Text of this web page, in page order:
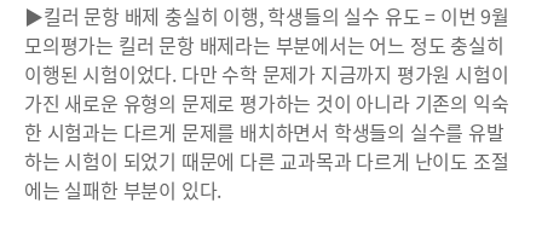
▶킬러 문항 배제 충실히 이행, 학생들의 실수 유도 = 이번 9월
모의평가는 킬러 문항 배제라는 부분에서는 어느 정도 충실히
이행된 시험이었다. 다만 수학 문제가 지금까지 평가원 시험이
가진 새로운 유형의 문제로 평가하는 것이 아니라 기존의 익숙
한 시험과는 다르게 문제를 배치하면서 학생들의 실수를 유발
하는 시험이 되었기 때문에 다른 교과목과 다르게 난이도 조절
에는 실패한 부분이 있다.